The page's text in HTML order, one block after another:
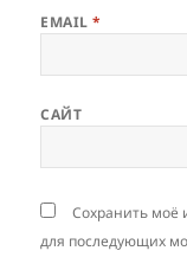
EMAIL*
САЙТ
Сохранить моё
для последующих